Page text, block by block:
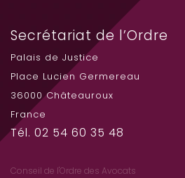
Secrétariat de l’Ordre
Palais de Justice
Place Lucien Germereau
36000 Châteauroux
France
Tél. 02 54 60 35 48
Conseil de l'Ordre des Avocats